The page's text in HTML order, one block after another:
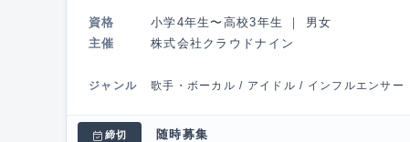
資格 小学4年生〜高校3年生 ｜ 男女
主催
株式会社クラウドナイン
ジャンル 歌手・ボーカル / アイドル / インフルエンサー
締切 随時募集